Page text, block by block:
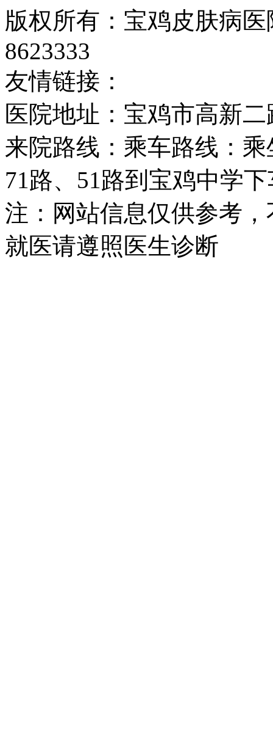
版权所有：宝鸡皮肤病
8623333
友情链接：
医院地址：宝鸡市高新二
来院路线：乘车路线：
71路、51路到宝鸡中学
注：网站信息仅供参考
就医请遵照医生诊断